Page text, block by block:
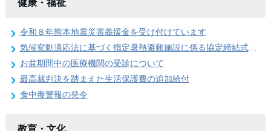
健康・福祉
令和８年熊本地震災害義援金を受け付けています
気候変動適応法に基づく指定暑熱避難施設に係る協定締結式を開催しました
お盆期間中の医療機関の受診について
最高裁判決を踏まえた生活保護費の追加給付
食中毒警報の発令
教育・文化